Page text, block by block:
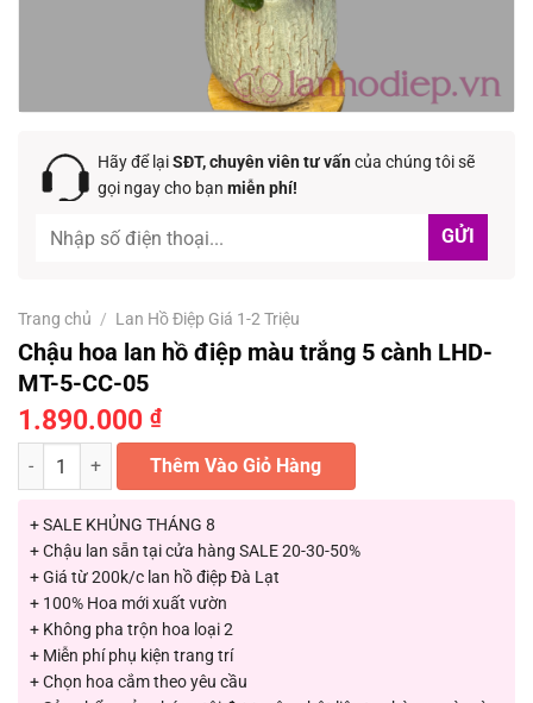
Hãy để lạiSĐT, chuyên viên tư vấncủa chúng tôi sẽ
gọi ngay cho bạn miễn phí!
Trang chủ / Lan Hồ Điệp Giá 1-2 Triệu
Chậu hoa lan hồ điệp màu trắng 5 cành LHD-
MT-5-CC-05
1.890.000 ₫
Chậu hoa lan hồ điệp màu trắng 5 cành LHD-MT-5-CC-05 số lượng
Thêm Vào Giỏ Hàng
+ SALE KHỦNG THÁNG 8
+ Chậu lan sẵn tại cửa hàng SALE 20-30-50%
+ Giá từ 200k/c lan hồ điệp Đà Lạt
+ 100% Hoa mới xuất vườn
+ Không pha trộn hoa loại 2
+ Miễn phí phụ kiện trang trí
+ Chọn hoa cắm theo yêu cầu